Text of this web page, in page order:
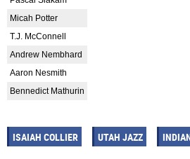
Micah Potter
T.J. McConnell
Andrew Nembhard
Aaron Nesmith
Bennedict Mathurin
ISAIAH COLLIER UTAH JAZZ